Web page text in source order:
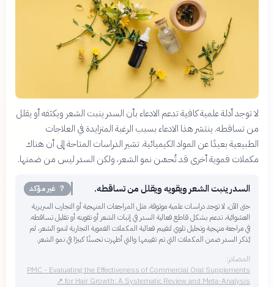
لا توجد أدلة علمية كافية تدعم الادعاء بأن السدر ينبت الشعر ويكثفه أو يقلل
من تساقطه. ينتشر هذا الادعاء بسبب الرغبة المتزايدة في العلاجات
الطبيعية بعيدًا عن المواد الكيميائية. تشير الدراسات المتاحة إلى أن هناك
مكملات فموية أخرى قد تُحسّن نمو الشعر، ولكن السدر ليس من ضمنها.
السدر ينبت الشعر ويقويه ويقلل من تساقطه.
？ غير مؤكد
حتى الآن، لا توجد دراسات علمية موثوقة، مثل المراجعات المنهجية أو التجارب السريرية
العشوائية، تدعم بشكل قاطع فعالية السدر في إنبات الشعر أو تقويته أو تقليل تساقطه.
في مراجعة منهجية وتحليل تلوي لتقييم فعالية المكملات الفموية التجارية لنمو الشعر، لم
يُذكر السدر ضمن المكملات التي تم تقييمها والتي أظهرت تحسنًا كبيرًا في نمو الشعر.
المصادر:
PMC - Evaluating the Effectiveness of Commercial Oral Supplements
for Hair Growth: A Systematic Review and Meta‐Analysis
↗